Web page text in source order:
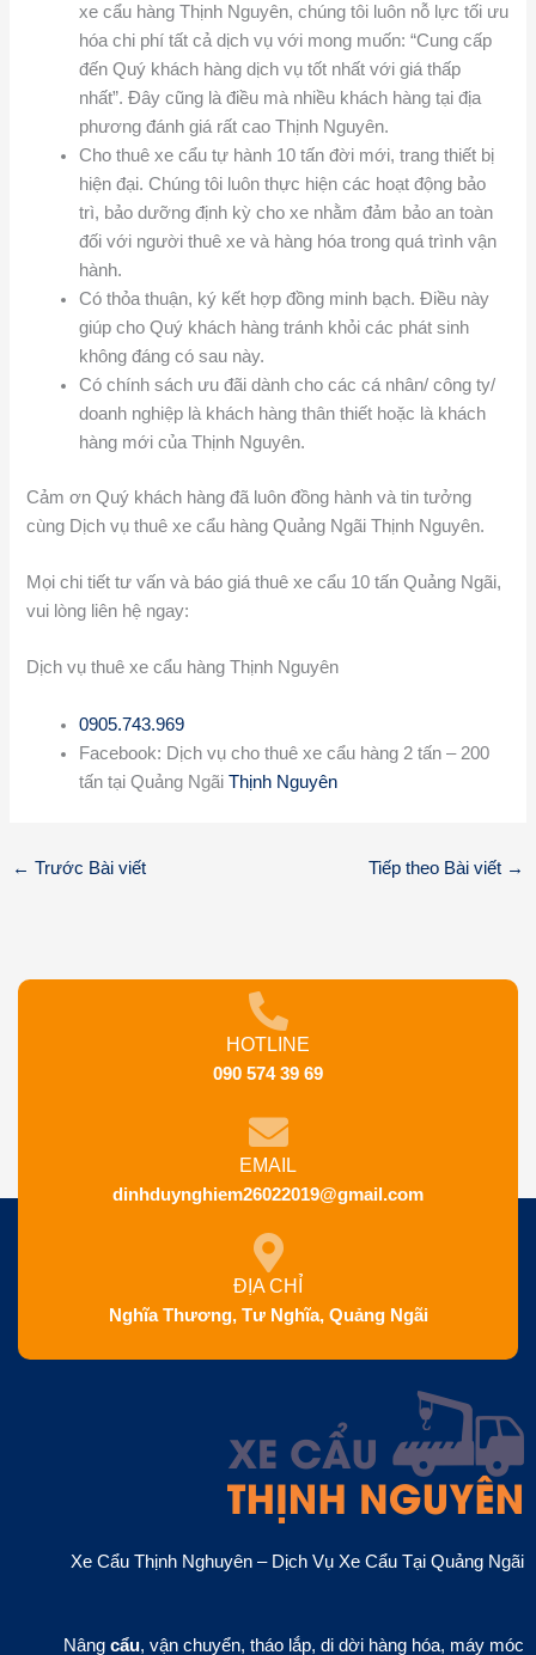
xe cẩu hàng Thịnh Nguyên, chúng tôi luôn nỗ lực tối ưu
hóa chi phí tất cả dịch vụ với mong muốn: “Cung cấp
đến Quý khách hàng dịch vụ tốt nhất với giá thấp
nhất”. Đây cũng là điều mà nhiều khách hàng tại địa
phương đánh giá rất cao Thịnh Nguyên.
Cho thuê xe cẩu tự hành 10 tấn đời mới, trang thiết bị
hiện đại. Chúng tôi luôn thực hiện các hoạt động bảo
trì, bảo dưỡng định kỳ cho xe nhằm đảm bảo an toàn
đối với người thuê xe và hàng hóa trong quá trình vận
hành.
Có thỏa thuận, ký kết hợp đồng minh bạch. Điều này
giúp cho Quý khách hàng tránh khỏi các phát sinh
không đáng có sau này.
Có chính sách ưu đãi dành cho các cá nhân/ công ty/
doanh nghiệp là khách hàng thân thiết hoặc là khách
hàng mới của Thịnh Nguyên.
Cảm ơn Quý khách hàng đã luôn đồng hành và tin tưởng
cùng Dịch vụ thuê xe cẩu hàng Quảng Ngãi Thịnh Nguyên.
Mọi chi tiết tư vấn và báo giá thuê xe cẩu 10 tấn Quảng Ngãi,
vui lòng liên hệ ngay:
Dịch vụ thuê xe cẩu hàng Thịnh Nguyên
0905.743.969
Facebook: Dịch vụ cho thuê xe cẩu hàng 2 tấn – 200
tấn tại Quảng Ngãi Thịnh Nguyên
← Trước Bài viết Tiếp theo Bài viết →
HOTLINE
090 574 39 69
EMAIL
dinhduynghiem26022019@gmail.com
ĐỊA CHỈ
Nghĩa Thương, Tư Nghĩa, Quảng Ngãi
Xe Cẩu Thịnh Nghuyên – Dịch Vụ Xe Cẩu Tại Quảng Ngãi
Nâng cẩu, vận chuyển, tháo lắp, di dời hàng hóa, máy móc